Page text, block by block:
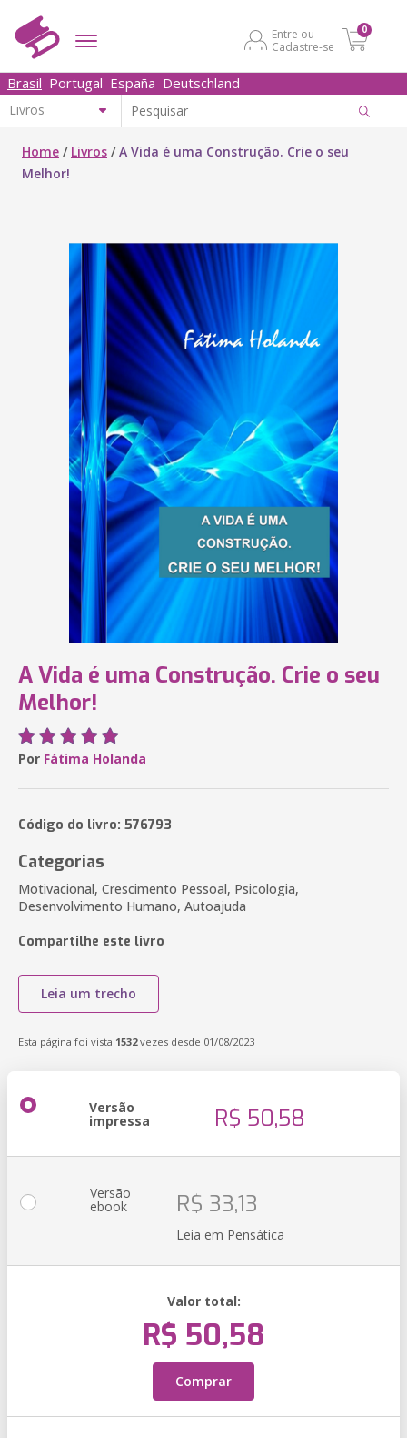
Entre ou
Cadastre-se
0
Brasil Portugal España Deutschland
Home / Livros /A Vida é uma Construção. Crie o seu
Melhor!
A Vida é uma Construção. Crie o seu
Melhor!
Por Fátima Holanda
Código do livro: 576793
Categorias
Motivacional, Crescimento Pessoal, Psicologia,
Desenvolvimento Humano, Autoajuda
Compartilhe este livro
Leia um trecho
Esta página foi vista 1532vezes desde 01/08/2023
Versão
impressa R$ 50,58
Versão
ebook R$ 33,13
Leia em Pensática
Valor total:
R$ 50,58
Comprar